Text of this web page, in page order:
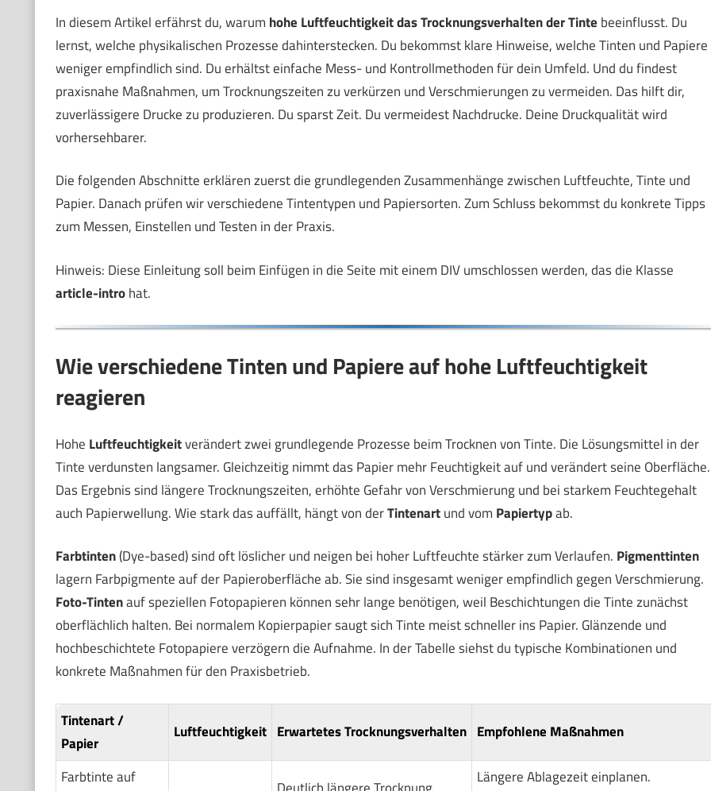
In diesem Artikel erfährst du, warum hohe Luftfeuchtigkeit das Trocknungsverhalten der Tinte beeinflusst. Du
lernst, welche physikalischen Prozesse dahinterstecken. Du bekommst klare Hinweise, welche Tinten und Papiere
weniger empfindlich sind. Du erhältst einfache Mess- und Kontrollmethoden für dein Umfeld. Und du findest
praxisnahe Maßnahmen, um Trocknungszeiten zu verkürzen und Verschmierungen zu vermeiden. Das hilft dir,
zuverlässigere Drucke zu produzieren. Du sparst Zeit. Du vermeidest Nachdrucke. Deine Druckqualität wird
vorhersehbarer.
Die folgenden Abschnitte erklären zuerst die grundlegenden Zusammenhänge zwischen Luftfeuchte, Tinte und
Papier. Danach prüfen wir verschiedene Tintentypen und Papiersorten. Zum Schluss bekommst du konkrete Tipps
zum Messen, Einstellen und Testen in der Praxis.
Hinweis: Diese Einleitung soll beim Einfügen in die Seite mit einem DIV umschlossen werden, das die Klasse
article-introhat.
Wie verschiedene Tinten und Papiere auf hohe Luftfeuchtigkeit
reagieren
Hohe Luftfeuchtigkeitverändert zwei grundlegende Prozesse beim Trocknen von Tinte. Die Lösungsmittel in der
Tinte verdunsten langsamer. Gleichzeitig nimmt das Papier mehr Feuchtigkeit auf und verändert seine Oberfläche.
Das Ergebnis sind längere Trocknungszeiten, erhöhte Gefahr von Verschmierung und bei starkem Feuchtegehalt
auch Papierwellung. Wie stark das auffällt, hängt von derTintenartund vom Papiertypab.
Farbtinten(Dye-based) sind oft löslicher und neigen bei hoher Luftfeuchte stärker zum Verlaufen. Pigmenttinten
lagern Farbpigmente auf der Papieroberfläche ab. Sie sind insgesamt weniger empfindlich gegen Verschmierung.
Foto-Tintenauf speziellen Fotopapieren können sehr lange benötigen, weil Beschichtungen die Tinte zunächst
oberflächlich halten. Bei normalem Kopierpapier saugt sich Tinte meist schneller ins Papier. Glänzende und
hochbeschichtete Fotopapiere verzögern die Aufnahme. In der Tabelle siehst du typische Kombinationen und
konkrete Maßnahmen für den Praxisbetrieb.
Tintenart /
Papier
Luftfeuchtigkeit Erwartetes Trocknungsverhalten Empfohlene Maßnahmen
Farbtinte auf
Längere Ablagezeit einplanen.